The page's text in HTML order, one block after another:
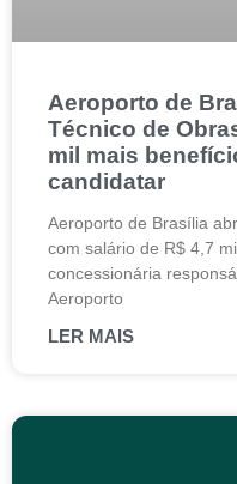
Aeroporto de
Técnico de
mil mais
candidatar
Aeroporto de Brasília
com salário de R$ 4,7
concessionária
Aeroporto
LER MAIS